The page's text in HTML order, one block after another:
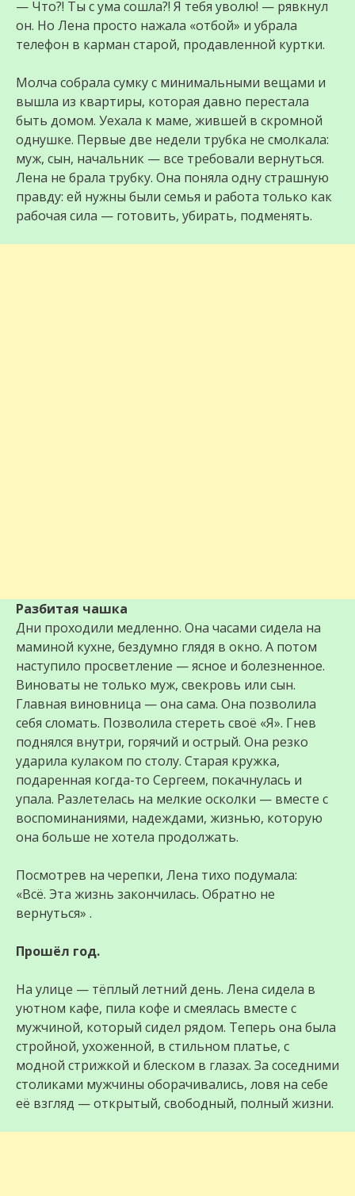
— Что?! Ты с ума сошла?! Я тебя уволю! — рявкнул
он. Но Лена просто нажала «отбой» и убрала
телефон в карман старой, продавленной куртки.
Молча собрала сумку с минимальными вещами и
вышла из квартиры, которая давно перестала
быть домом. Уехала к маме, жившей в скромной
однушке. Первые две недели трубка не смолкала:
муж, сын, начальник — все требовали вернуться.
Лена не брала трубку. Она поняла одну страшную
правду: ей нужны были семья и работа только как
рабочая сила — готовить, убирать, подменять.
Разбитая чашка
Дни проходили медленно. Она часами сидела на
маминой кухне, бездумно глядя в окно. А потом
наступило просветление — ясное и болезненное.
Виноваты не только муж, свекровь или сын.
Главная виновница — она сама. Она позволила
себя сломать. Позволила стереть своё «Я». Гнев
поднялся внутри, горячий и острый. Она резко
ударила кулаком по столу. Старая кружка,
подаренная когда-то Сергеем, покачнулась и
упала. Разлетелась на мелкие осколки — вместе с
воспоминаниями, надеждами, жизнью, которую
она больше не хотела продолжать.
Посмотрев на черепки, Лена тихо подумала:
«Всё. Эта жизнь закончилась. Обратно не
вернуться» .
Прошёл год.
На улице — тёплый летний день. Лена сидела в
уютном кафе, пила кофе и смеялась вместе с
мужчиной, который сидел рядом. Теперь она была
стройной, ухоженной, в стильном платье, с
модной стрижкой и блеском в глазах. За соседними
столиками мужчины оборачивались, ловя на себе
её взгляд — открытый, свободный, полный жизни.